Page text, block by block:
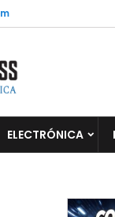
ELECTRÓNICA